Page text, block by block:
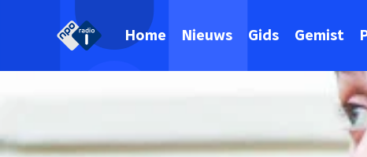
Home Nieuws Gids Gemist